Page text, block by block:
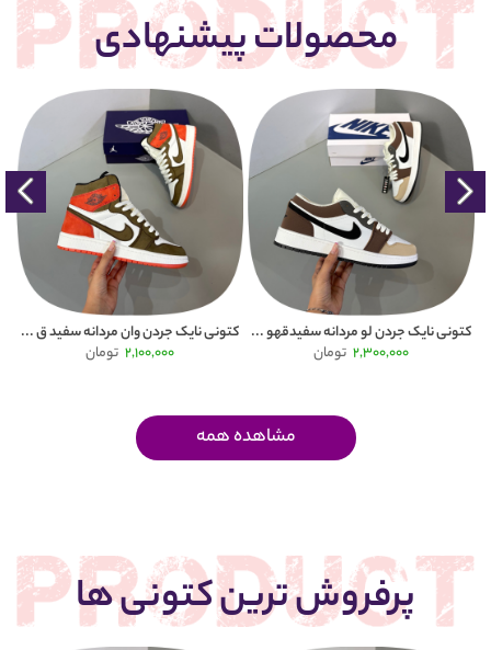
محصولات پیشنهادی
کتونی نایک جردن لو مردانه سفیدقهو ...
2,300,000 تومان
کتونی نایک جردن وان مردانه سفید ق ...
2,100,000 تومان
مشاهده همه
پرفروش ترین کتونی ها